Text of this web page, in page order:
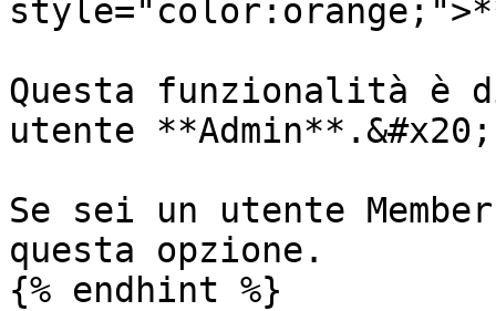
Questa funzionalità è
utente **Admin**.&#x20;
Se sei un utente
questa opzione.
{% endhint %}